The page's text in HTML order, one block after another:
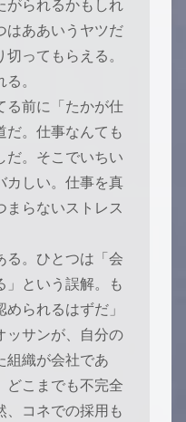
がられるかもしれ
はああいうヤツだ
ってもらえる。
。
る前に「たかが仕
だ。仕事なんても
だ。そこでいちい
カしい。仕事を真
まらないストレス
る。ひとつは「会
」という誤解。も
られるはずだ」
ッサンが、自分の
組織が会社であ
どこまでも不完全
、コネでの採用も